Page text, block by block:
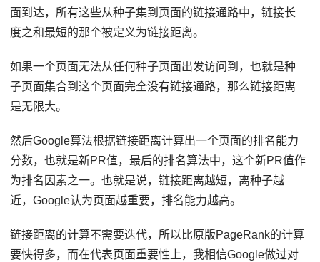
面到达，所有这些从种子集到页面的链接通路中，链接长
度之和最短的那个被定义为链接距离。
如果一个页面无法从任何种子页面出发访问到，也就是种
子页面集合到这个页面完全没有链接通路，那么链接距离
是无限大。
然后Google算法根据链接距离计算出一个页面的排名能力
分数，也就是新PR值，最后的排名算法中，这个新PR值作
为排名因素之一。也就是说，链接距离越短，离种子越
近，Google认为页面越重要，排名能力越高。
链接距离的计算不需要迭代，所以比原版PageRank的计算
要快得多，而在代表页面重要性上，我相信Google做过对